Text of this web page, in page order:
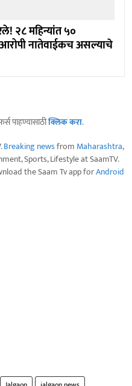
२८ महिन्यांत ५०
नातेवाईकच असल्याचे
पाहण्यासाठीक्लिक करा.
Breaking newsfrom Maharashtra,
Sports, Lifestyle at SaamTV.
the Saam Tv app forAndroid